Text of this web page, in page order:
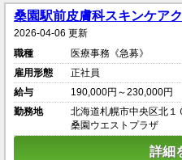
桑園駅前皮膚科スキンケア
2026-04-06 更新
職種
医療事務《急募》
雇用形態
正社員
給与
190,000円～230,000円
勤務地
北海道札幌市中央区北１
桑園ウエストプラザ
詳細